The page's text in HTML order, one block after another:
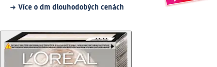
Více o dm dlouhodobých cenách